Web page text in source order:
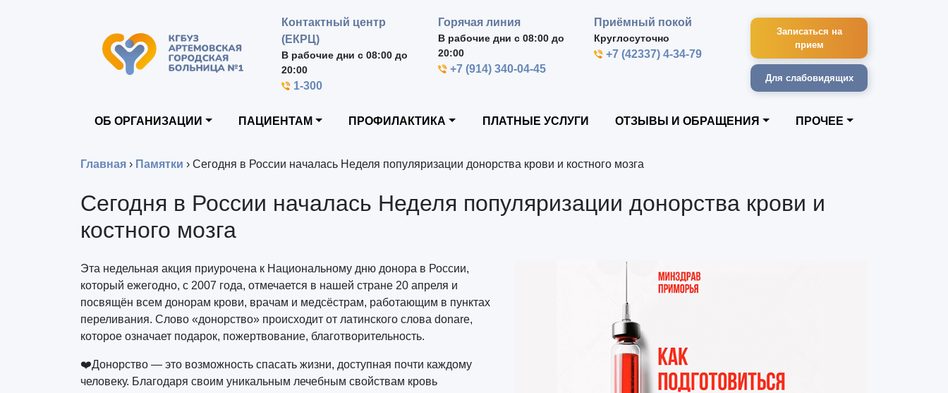
Записаться на
прием
Для слабовидящих
Контактный центр
(ЕКРЦ)
В рабочие дни с 08:00 до
20:00
1-300
Горячая линия
В рабочие дни с 08:00 до
20:00
+7 (914) 340-04-45
Приёмный покой
Круглосуточно
+7 (42337) 4-34-79
ОБ ОРГАНИЗАЦИИ ПАЦИЕНТАМ ПРОФИЛАКТИКА ПЛАТНЫЕ УСЛУГИ ОТЗЫВЫ И ОБРАЩЕНИЯ ПРОЧЕЕ
Главная › Памятки › Сегодня в России началась Неделя популяризации донорства крови и костного мозга
Сегодня в России началась Неделя популяризации донорства крови и
костного мозга
Эта недельная акция приурочена к Национальному дню донора в России,
который ежегодно, с 2007 года, отмечается в нашей стране 20 апреля и
посвящён всем донорам крови, врачам и медсёстрам, работающим в пунктах
переливания. Слово «донорство» происходит от латинского слова donare,
которое означает подарок, пожертвование, благотворительность.
❤️Донорство — это возможность спасать жизни, доступная почти каждому
человеку. Благодаря своим уникальным лечебным свойствам кровь